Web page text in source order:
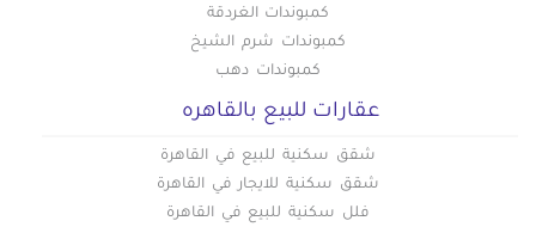
كمبوندات الغردقة
كمبوندات شرم الشيخ
كمبوندات دهب
عقارات للبيع بالقاهره
شقق سكنية للبيع في القاهرة
شقق سكنية للايجار في القاهرة
فلل سكنية للبيع في القاهرة